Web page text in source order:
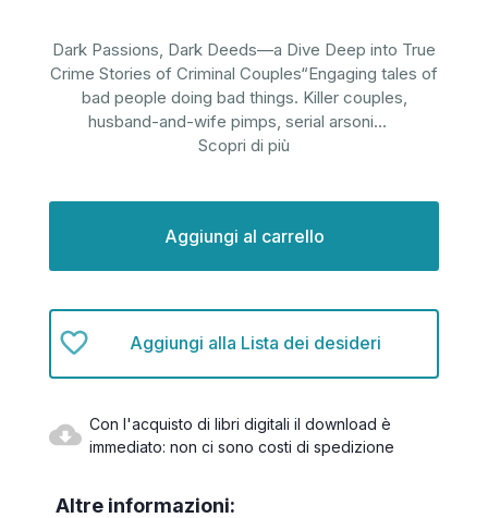
Dark Passions, Dark Deeds—a Dive Deep into True
Crime Stories of Criminal Couples“Engaging tales of
bad people doing bad things. Killer couples,
husband-and-wife pimps, serial arsoni...
Scopri di più
Aggiungi alla Lista dei desideri
Con l'acquisto di libri digitali il download è
immediato: non ci sono costi di spedizione
Altre informazioni: